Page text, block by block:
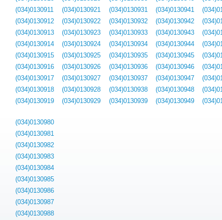
(034)0130911
(034)0130912
(034)0130913
(034)0130914
(034)0130915
(034)0130916
(034)0130917
(034)0130918
(034)0130919
(034)0130921
(034)0130922
(034)0130923
(034)0130924
(034)0130925
(034)0130926
(034)0130927
(034)0130928
(034)0130929
(034)0130931
(034)0130932
(034)0130933
(034)0130934
(034)0130935
(034)0130936
(034)0130937
(034)0130938
(034)0130939
(034)0130941
(034)0130942
(034)0130943
(034)0130944
(034)0130945
(034)0130946
(034)0130947
(034)0130948
(034)0130949
(034)0130980
(034)0130981
(034)0130982
(034)0130983
(034)0130984
(034)0130985
(034)0130986
(034)0130987
(034)0130988